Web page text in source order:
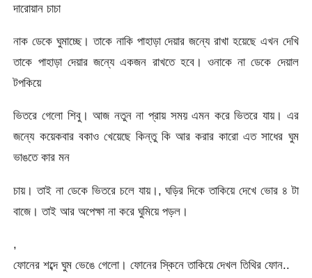
দারোয়ান চাচা
নাক ডেকে ঘুমাচ্ছে। তাকে নাকি পাহাড়া দেয়ার জন্যে রাখা হয়েছে এখন দেখি
তাকে পাহাড়া দেয়ার জন্যে একজন রাখতে হবে। ওনাকে না ডেকে দেয়াল
টপকিয়ে
ভিতরে গেলো শিবু। আজ নতুন না প্রায় সময় এমন করে ভিতরে যায়। এর
জন্যে কয়েকবার বকাও খেয়েছে কিন্তু কি আর করার কারো এত সাধের ঘুম
ভাঙতে কার মন
চায়। তাই না ডেকে ভিতরে চলে যায়।, ঘড়ির দিকে তাকিয়ে দেখে ভোর ৪ টা
বাজে। তাই আর অপেক্ষা না করে ঘুমিয়ে পড়ল।
,
ফোনের শব্দে ঘুম ভেঙে গেলো। ফোনের স্কিনে তাকিয়ে দেখল তিথির ফোন..